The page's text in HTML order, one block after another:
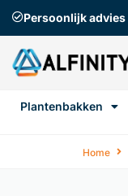
Persoonlijk advies
Plantenbakken
Home